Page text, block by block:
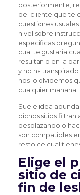
posteriormente,
del cliente que te
cuestiones
nivel sobre
especificas
cual te gustaria
resultan o en la
y no ha
nos lo olvidemos
cualquier manana.
Suele idea
dichos sitios filtran
desplazandolo
son compatibles
resto de cual
Elige el
sitio de
fin de